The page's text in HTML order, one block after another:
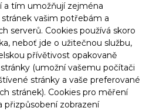
a tím umožňují zejména
vašim potřebám a
serverů. Cookies používá skoro
neboť jde o užitečnou službu,
přívětivost opakovaně
(umožní vašemu počítači
stránky a vaše preferované
stránek). Cookies pro měření
přizpůsobení zobrazení